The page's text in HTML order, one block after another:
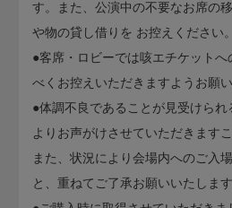
す。また、公演中の不要なお席の
や物の貸し借りを お控えください。
●客席・ロビーでは咳エチケット
べくお控えいただきますようお願い
●体調不良であることが見受けら
よりお声がけさせていただきます
また、状況により会場内へのご入
と、重ねてご了承お願いいたします